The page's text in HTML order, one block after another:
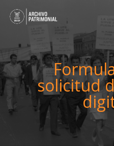
solicitud